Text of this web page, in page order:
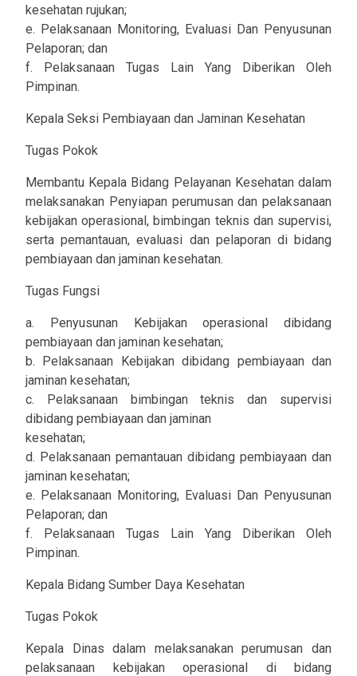
kesehatan rujukan;
e. Pelaksanaan Monitoring, Evaluasi Dan Penyusunan
Pelaporan; dan
f. Pelaksanaan Tugas Lain Yang Diberikan Oleh
Pimpinan.
Kepala Seksi Pembiayaan dan Jaminan Kesehatan
Tugas Pokok
Membantu Kepala Bidang Pelayanan Kesehatan dalam
melaksanakan Penyiapan perumusan dan pelaksanaan
kebijakan operasional, bimbingan teknis dan supervisi,
serta pemantauan, evaluasi dan pelaporan di bidang
pembiayaan dan jaminan kesehatan.
Tugas Fungsi
a. Penyusunan Kebijakan operasional dibidang
pembiayaan dan jaminan kesehatan;
b. Pelaksanaan Kebijakan dibidang pembiayaan dan
jaminan kesehatan;
c. Pelaksanaan bimbingan teknis dan supervisi
dibidang pembiayaan dan jaminan
kesehatan;
d. Pelaksanaan pemantauan dibidang pembiayaan dan
jaminan kesehatan;
e. Pelaksanaan Monitoring, Evaluasi Dan Penyusunan
Pelaporan; dan
f. Pelaksanaan Tugas Lain Yang Diberikan Oleh
Pimpinan.
Kepala Bidang Sumber Daya Kesehatan
Tugas Pokok
Kepala Dinas dalam melaksanakan perumusan dan
pelaksanaan kebijakan operasional di bidang